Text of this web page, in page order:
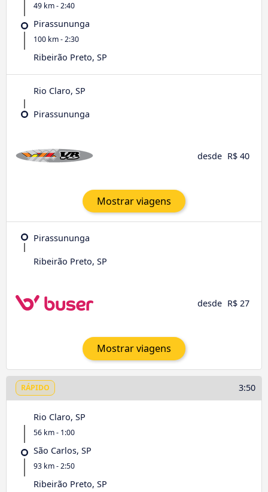
49 km - 2:40
Pirassununga
100 km - 2:30
Ribeirão Preto, SP
Rio Claro, SP
Pirassununga
desde R$ 40
Mostrar viagens
Pirassununga
Ribeirão Preto, SP
desde R$ 27
Mostrar viagens
RÁPIDO 3:50
Rio Claro, SP
56 km - 1:00
São Carlos, SP
93 km - 2:50
Ribeirão Preto, SP